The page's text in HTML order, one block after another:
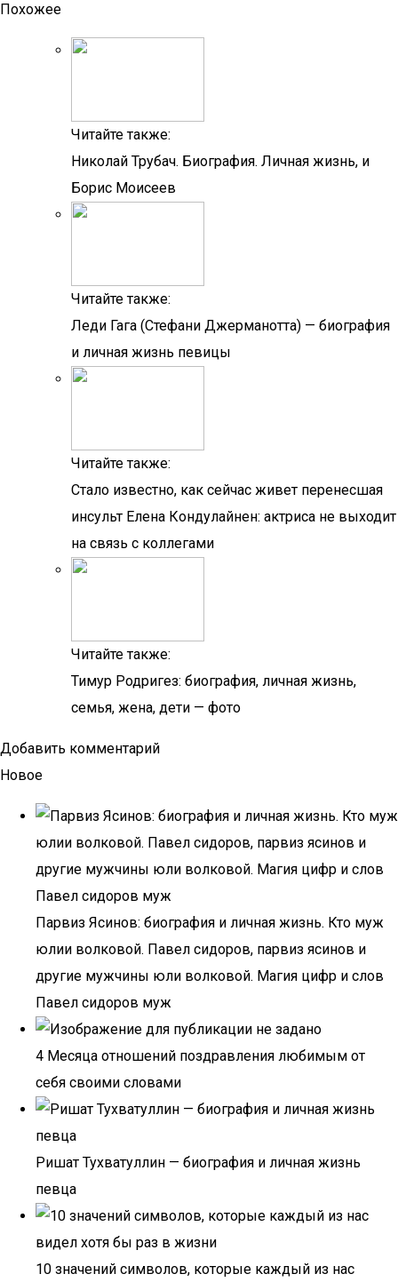
Похожее
Читайте также:
Николай Трубач. Биография. Личная жизнь, и
Борис Моисеев
Читайте также:
Леди Гага (Стефани Джерманотта) — биография
и личная жизнь певицы
Читайте также:
Стало известно, как сейчас живет перенесшая
инсульт Елена Кондулайнен: актриса не выходит
на связь с коллегами
Читайте также:
Тимур Родригез: биография, личная жизнь,
семья, жена, дети — фото
Добавить комментарий
Новое
Парвиз Ясинов: биография и личная жизнь. Кто муж
юлии волковой. Павел сидоров, парвиз ясинов и
другие мужчины юли волковой. Магия цифр и слов
Павел сидоров муж
4 Месяца отношений поздравления любимым от
себя своими словами
Ришат Тухватуллин — биография и личная жизнь
певца
10 значений символов, которые каждый из нас